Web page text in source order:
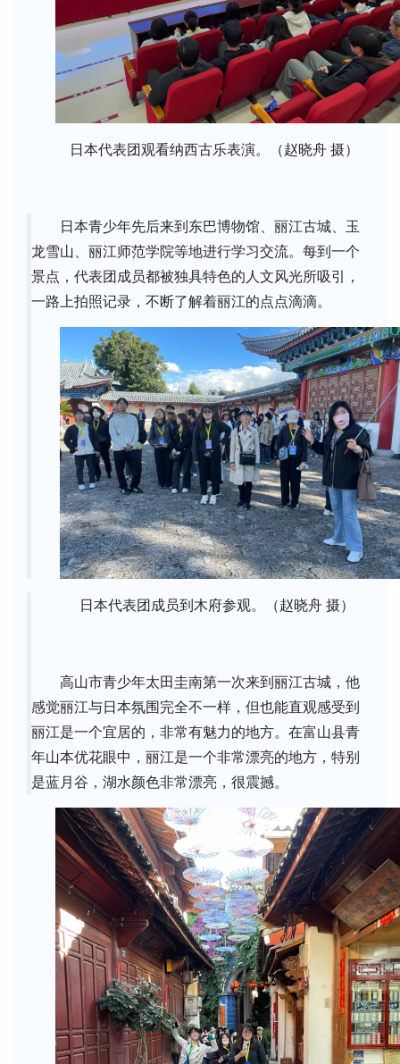
日本代表团观看纳西古乐表演。（赵晓舟 摄）
日本青少年先后来到东巴博物馆、丽江古城、玉
龙雪山、丽江师范学院等地进行学习交流。每到一个
景点，代表团成员都被独具特色的人文风光所吸引，
一路上拍照记录，不断了解着丽江的点点滴滴。
日本代表团成员到木府参观。（赵晓舟 摄）
高山市青少年太田圭南第一次来到丽江古城，他
感觉丽江与日本氛围完全不一样，但也能直观感受到
丽江是一个宜居的，非常有魅力的地方。在富山县青
年山本优花眼中，丽江是一个非常漂亮的地方，特别
是蓝月谷，湖水颜色非常漂亮，很震撼。